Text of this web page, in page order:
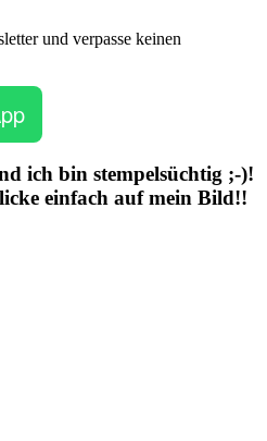
und verpasse keinen
ich bin stempelsüchtig ;-)!
einfach auf mein Bild!!